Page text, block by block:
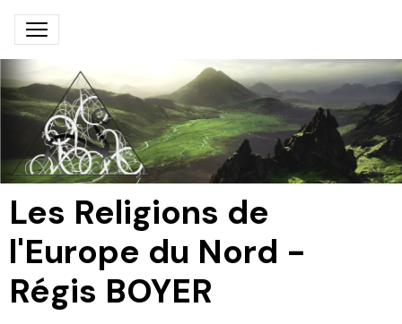
Les Religions de
l'Europe du Nord -
Régis BOYER